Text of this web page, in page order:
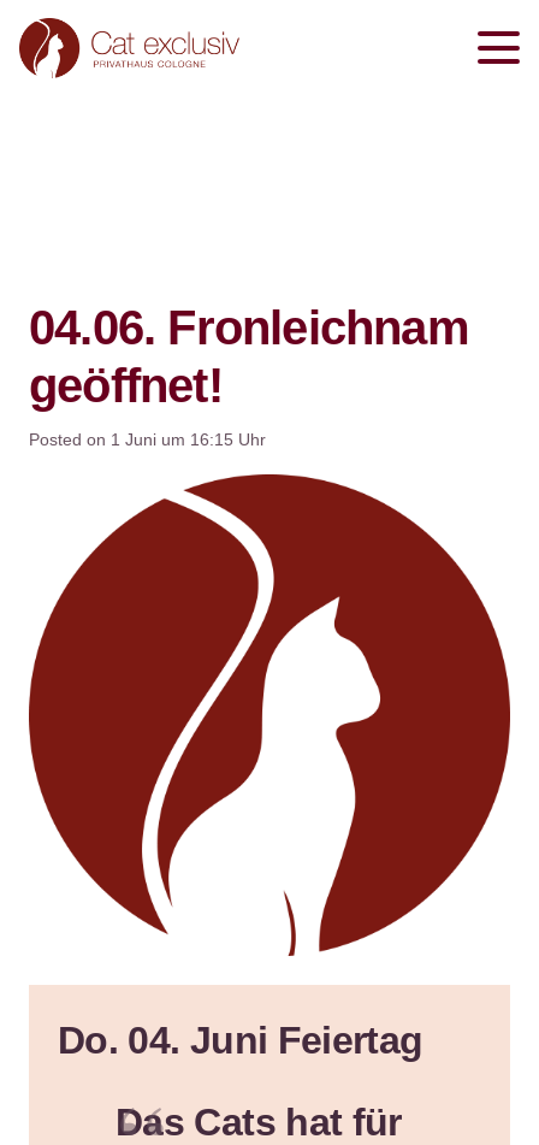
04.06. Fronleichnam
geöffnet!
Posted on 1 Juni um 16:15 Uhr
Do. 04. Juni Feiertag
Das Cats hat für